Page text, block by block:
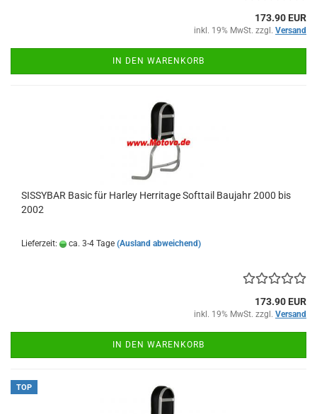
173.90 EUR
inkl. 19% MwSt. zzgl. Versand
IN DEN WARENKORB
SISSYBAR Basic für Harley Herritage Softtail Baujahr 2000 bis
2002
Lieferzeit: ca. 3-4 Tage (Ausland abweichend)
173.90 EUR
inkl. 19% MwSt. zzgl. Versand
IN DEN WARENKORB
TOP